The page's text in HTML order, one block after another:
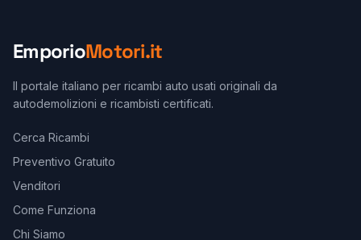
EmporioMotori.it
Il portale italiano per ricambi auto usati originali da
autodemolizioni e ricambisti certificati.
Cerca Ricambi
Preventivo Gratuito
Venditori
Come Funziona
Chi Siamo